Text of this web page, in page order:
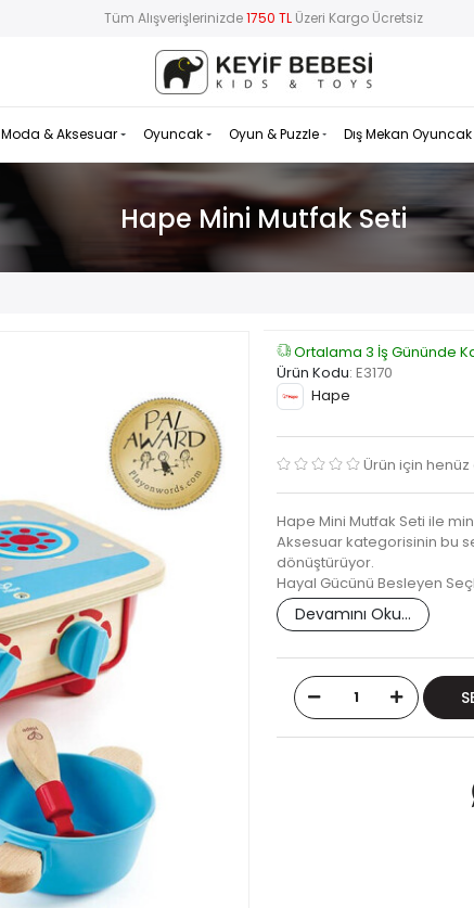
Tüm Alışverişlerinizde1750 TL Üzeri Kargo Ücretsiz
Moda & Aksesuar Oyuncak Oyun & Puzzle Dış Mekan
Hape Mini Mutfak Seti
Ortalama 3 İş Gününde
Ürün Kodu: E3170
Hape
Ürün için
Hape Mini Mutfak Seti ile
Aksesuar kategorisinin bu
dönüştürüyor.
Hayal Gücünü Besleyen
Devamını Oku...